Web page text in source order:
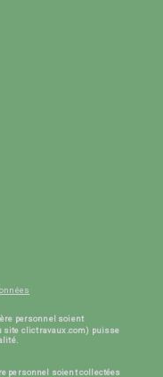
personnel soient
site clictravaux.com) puisse
personnel soient collectées